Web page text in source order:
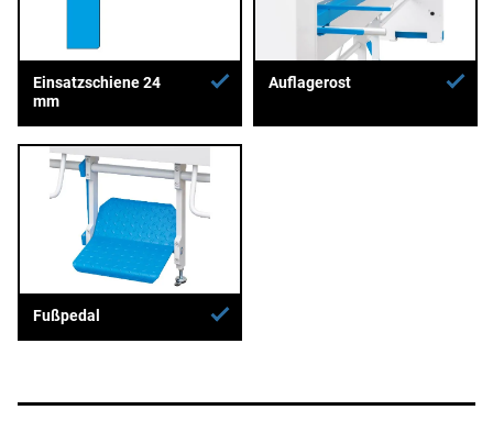
Einsatzschiene 24
mm
Auflagerost
Fußpedal